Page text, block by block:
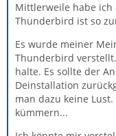
Mittlerweile habe
Thunderbird ist so
Es wurde meiner
Thunderbird
halte. Es sollte der
Deinstallation
man dazu keine
kümmern...